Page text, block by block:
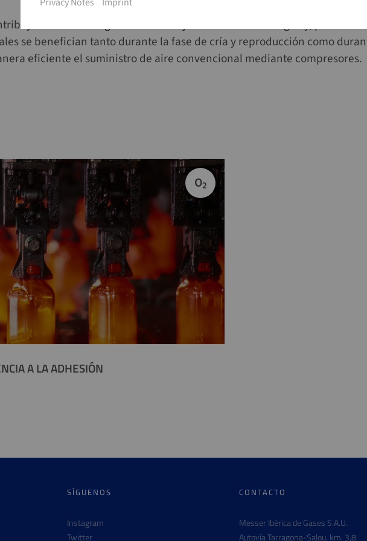
de manera significativa a mejorar la calidad del agua y, por lo
se benefician tanto durante la fase de cría y reproducción como
eficiente el suministro de aire convencional mediante compresores.
O2
A LA ADHESIÓN
SÍGUENOS
Instagram
Twitter
CONTACTO
Messer Ibérica de Gases S.A.U.
Autovía Tarragona-Salou, km. 3,8